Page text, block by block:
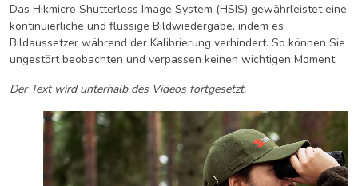
Das Hikmicro Shutterless Image System (HSIS) gewährleistet eine
kontinuierliche und flüssige Bildwiedergabe, indem es
Bildaussetzer während der Kalibrierung verhindert. So können Sie
ungestört beobachten und verpassen keinen wichtigen Moment.
Der Text wird unterhalb des Videos fortgesetzt.